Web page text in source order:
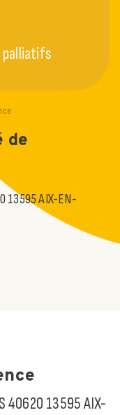
palliatifs
de
13595 AIX-EN-
40620 13595 AIX-